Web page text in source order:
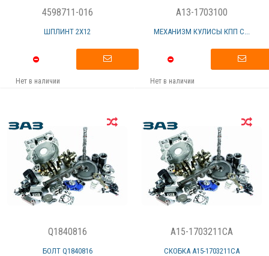
4598711-016
ШПЛИНТ 2X12
Нет в наличии
A13-1703100
МЕХАНИЗМ КУЛИСЫ КПП С...
Нет в наличии
Q1840816
БОЛТ Q1840816
A15-1703211CA
СКОБКА А15-1703211СА